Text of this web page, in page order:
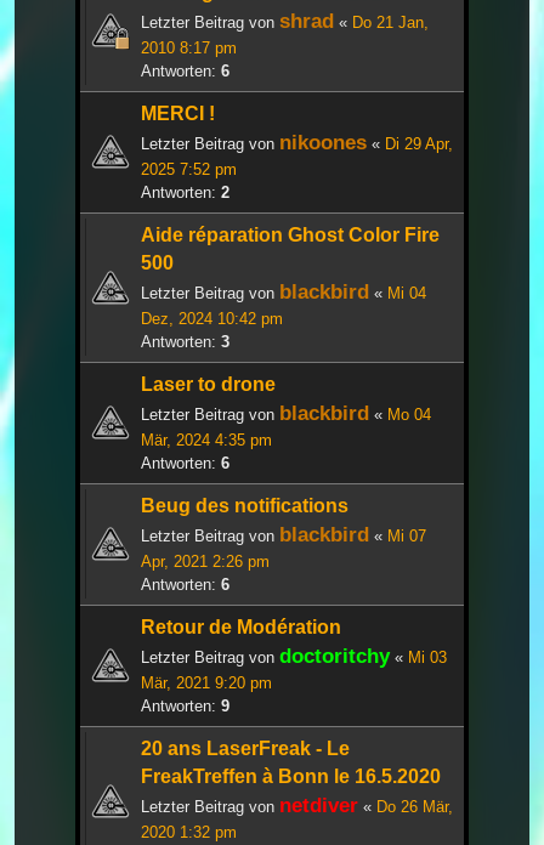
Letzter Beitrag von shrad « Do 21 Jan,
2010 8:17 pm
Antworten: 6
MERCI !
Letzter Beitrag von nikoones « Di 29 Apr,
2025 7:52 pm
Antworten: 2
Aide réparation Ghost Color Fire
500
Letzter Beitrag von blackbird « Mi 04
Dez, 2024 10:42 pm
Antworten: 3
Laser to drone
Letzter Beitrag von blackbird « Mo 04
Mär, 2024 4:35 pm
Antworten: 6
Beug des notifications
Letzter Beitrag von blackbird « Mi 07
Apr, 2021 2:26 pm
Antworten: 6
Retour de Modération
Letzter Beitrag von doctoritchy« Mi 03
Mär, 2021 9:20 pm
Antworten: 9
20 ans LaserFreak - Le
FreakTreffen à Bonn le 16.5.2020
Letzter Beitrag von netdiver « Do 26 Mär,
2020 1:32 pm